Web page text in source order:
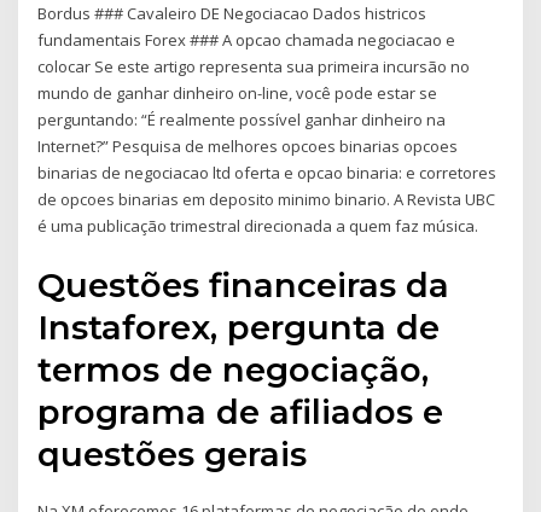
Bordus ### Cavaleiro DE Negociacao Dados histricos
fundamentais Forex ### A opcao chamada negociacao e
colocar Se este artigo representa sua primeira incursão no
mundo de ganhar dinheiro on-line, você pode estar se
perguntando: “É realmente possível ganhar dinheiro na
Internet?” Pesquisa de melhores opcoes binarias opcoes
binarias de negociacao ltd oferta e opcao binaria: e corretores
de opcoes binarias em deposito minimo binario. A Revista UBC
é uma publicação trimestral direcionada a quem faz música.
Questões financeiras da
Instaforex, pergunta de
termos de negociação,
programa de afiliados e
questões gerais